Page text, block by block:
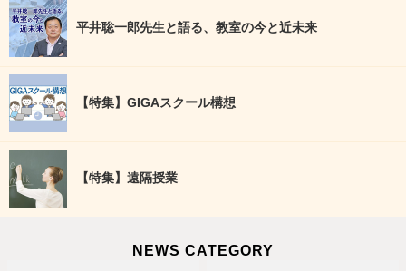
平井聡一郎先生と語る、教室の今と近未来
【特集】GIGAスクール構想
【特集】遠隔授業
NEWS CATEGORY